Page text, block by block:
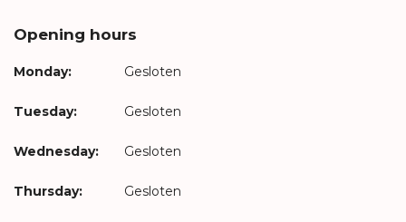
Opening hours
Monday: Gesloten
Tuesday: Gesloten
Wednesday: Gesloten
Thursday: Gesloten